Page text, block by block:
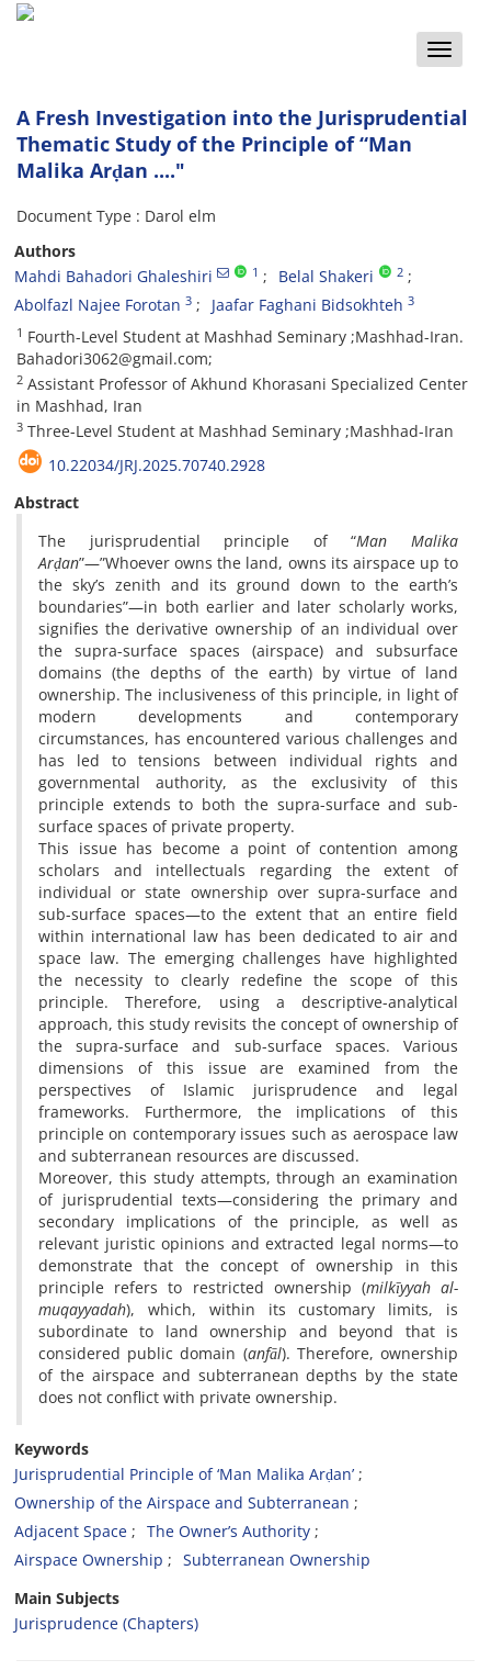
Toggle
A Fresh Investigation into the Jurisprudential
Thematic Study of the Principle of “Man
Malika Arḍan ...."
Document Type : Darol elm
Authors
Mahdi Bahadori Ghaleshiri
1 Belal Shakeri 2
Abolfazl Najee Forotan 3 Jaafar Faghani Bidsokhteh 3
1 Fourth-Level Student at Mashhad Seminary ;Mashhad-Iran.
Bahadori3062@gmail.com;
2 Assistant Professor of Akhund Khorasani Specialized Center
in Mashhad, Iran
3 Three-Level Student at Mashhad Seminary ;Mashhad-Iran
10.22034/JRJ.2025.70740.2928
Abstract
The jurisprudential principle of “Man Malika
Arḍan”—”Whoever owns the land, owns its airspace up to
the sky’s zenith and its ground down to the earth’s
boundaries”—in both earlier and later scholarly works,
signifies the derivative ownership of an individual over
the supra-surface spaces (airspace) and subsurface
domains (the depths of the earth) by virtue of land
ownership. The inclusiveness of this principle, in light of
modern developments and contemporary
circumstances, has encountered various challenges and
has led to tensions between individual rights and
governmental authority, as the exclusivity of this
principle extends to both the supra-surface and sub-
surface spaces of private property.
This issue has become a point of contention among
scholars and intellectuals regarding the extent of
individual or state ownership over supra-surface and
sub-surface spaces—to the extent that an entire field
within international law has been dedicated to air and
space law. The emerging challenges have highlighted
the necessity to clearly redefine the scope of this
principle. Therefore, using a descriptive-analytical
approach, this study revisits the concept of ownership of
the supra-surface and sub-surface spaces. Various
dimensions of this issue are examined from the
perspectives of Islamic jurisprudence and legal
frameworks. Furthermore, the implications of this
principle on contemporary issues such as aerospace law
and subterranean resources are discussed.
Moreover, this study attempts, through an examination
of jurisprudential texts—considering the primary and
secondary implications of the principle, as well as
relevant juristic opinions and extracted legal norms—to
demonstrate that the concept of ownership in this
principle refers to restricted ownership (milkīyyah al-
muqayyadah), which, within its customary limits, is
subordinate to land ownership and beyond that is
considered public domain (anfāl). Therefore, ownership
of the airspace and subterranean depths by the state
does not conflict with private ownership.
Keywords
Jurisprudential Principle of ‘Man Malika Arḍan’
Ownership of the Airspace and Subterranean
Adjacent Space
The Owner’s Authority
Airspace Ownership
Subterranean Ownership
Main Subjects
Jurisprudence (Chapters)